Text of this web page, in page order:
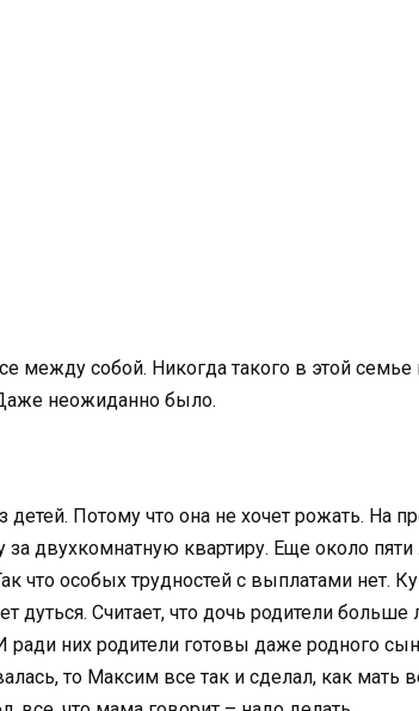
между собой. Никогда такого в этой
неожиданно было.
Потому что она не хочет рожать. На
двухкомнатную квартиру. Еще около пяти
что особых трудностей с выплатами нет.
дуться. Считает, что дочь родители
ради них родители готовы даже родного
то Максим все так и сделал, как мать